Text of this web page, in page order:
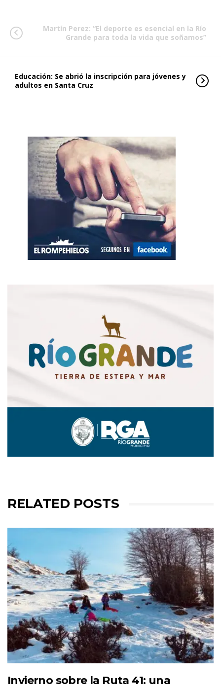
Martín Perez: “El deporte es esencial en la Río
Grande para toda la vida que soñamos”
Educación: Se abrió la inscripción para jóvenes y
adultos en Santa Cruz
RELATED POSTS
Invierno sobre la Ruta 41: una